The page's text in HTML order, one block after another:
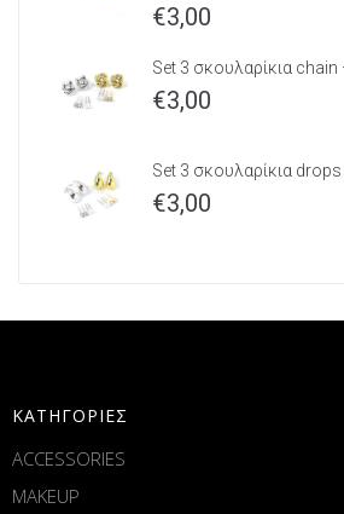
€3,00
Set 3 σκουλαρίκια
€3,00
Set 3 σκουλαρίκια
€3,00
ΚΑΤΗΓΟΡΙΕΣ
ACCESSORIES
MAKEUP